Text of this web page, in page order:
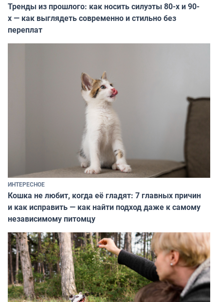
Тренды из прошлого: как носить силуэты 80-х и 90-
х — как выглядеть современно и стильно без
переплат
ИНТЕРЕСНОЕ
Кошка не любит, когда её гладят: 7 главных причин
и как исправить — как найти подход даже к самому
независимому питомцу